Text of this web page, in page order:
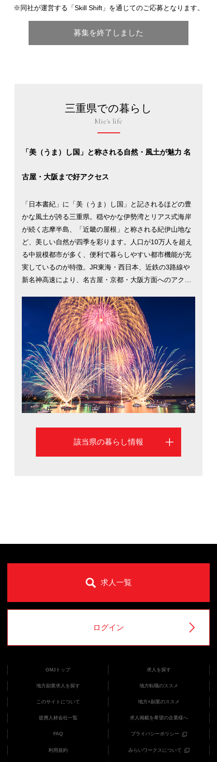
募集を終了しました
※同社が運営する「Skill Shift」を通じてのご応募となります。
三重県での暮らし
Mie's life
「美（うま）し国」と称される自然・風土が魅力 名
古屋・大阪まで好アクセス
「日本書紀」に「美（うま）し国」と記されるほどの豊
かな風土が誇る三重県。穏やかな伊勢湾とリアス式海岸
が続く志摩半島、「近畿の屋根」と称される紀伊山地な
ど、美しい自然が四季を彩ります。人口が10万人を超え
る中規模都市が多く、便利で暮らしやすい都市機能が充
実しているのが特徴。JR東海・西日本、近鉄の3路線や
新名神高速により、名古屋・京都・大阪方面へのアクセ
年々増加しています。
2大都市である津市と四日市市を中心に、移住に役立つさ
まざまな情報をご紹介します。
該当県の暮らし情報
求人一覧
ログイン
GMJトップ 求人を探す
地方副業求人を探す 地方転職のススメ
このサイトについて 地方×副業のススメ
提携人材会社一覧 求人掲載を希望の企業様へ
FAQ プライバシーポリシー
利用規約 みらいワークスについて